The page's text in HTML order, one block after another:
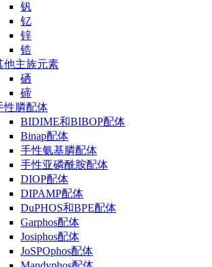
钒
钇
锌
锆
他主族元素
硒
碲
性膦配体
BIDIME和BIBOP配体
Binap配体
手性氨基膦配体
手性亚磷酰胺配体
DIOP配体
DIPAMP配体
DuPHOS和BPE配体
Garphos配体
Josiphos配体
JoSPOphos配体